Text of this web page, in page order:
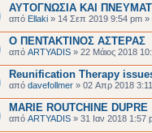
ΑΥΤΟΓΝΩΣΙΑ ΚΑΙ
από Ellaki » 14 Σεπ 2019 9:54 pm »
O ΠΕΝΤΑΚΤΙΝΟΣ ΑΣΤΕΡΑΣ
από ARTYADIS » 22 Μάιος 2018
Reunification Therapy
από davefollmer » 02 Απρ 2018
MARIE ROUTCHINE DUPRE
από ARTYADIS » 31 Ιαν 2018 1:57